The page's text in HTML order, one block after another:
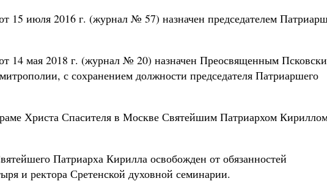
15 июля 2016 г. (журнал № 57) назначен председателем
14 мая 2018 г. (журнал № 20) назначен Преосвященным
с сохранением должности председателя Патриаршего
Христа Спасителя в Москве Святейшим Патриархом
Патриарха Кирилла освобожден от обязанностей
и ректора Сретенской духовной семинарии.